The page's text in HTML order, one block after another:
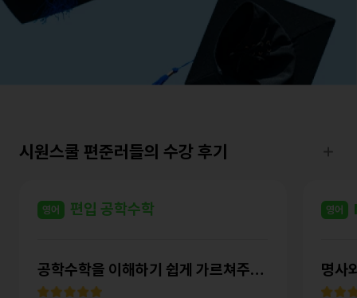
시원스쿨 편준러들의 수강 후기
영어 편입 공학수학
공학수학을 이해하기 쉽게 가르쳐주십니다!!
영어
명사